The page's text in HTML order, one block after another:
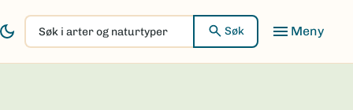
Søk
i
arter
Søk